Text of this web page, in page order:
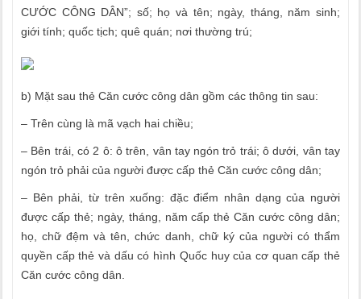
CƯỚC CÔNG DÂN”; số; họ và tên; ngày, tháng, năm sinh;
giới tính; quốc tịch; quê quán; nơi thường trú;
b) Mặt sau thẻ Căn cước công dân gồm các thông tin sau:
– Trên cùng là mã vạch hai chiều;
– Bên trái, có 2 ô: ô trên, vân tay ngón trỏ trái; ô dưới, vân tay
ngón trỏ phải của người được cấp thẻ Căn cước công dân;
– Bên phải, từ trên xuống: đặc điểm nhân dạng của người
được cấp thẻ; ngày, tháng, năm cấp thẻ Căn cước công dân;
họ, chữ đệm và tên, chức danh, chữ ký của người có thẩm
quyền cấp thẻ và dấu có hình Quốc huy của cơ quan cấp thẻ
Căn cước công dân.